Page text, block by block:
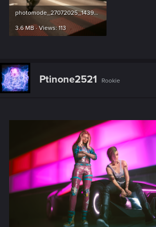
À vous maintenant de descendre dans la rue
montrerqui vousêtes.
Votre mission est simple, choom : prendre la
forment un ensemble stylistique
Couleurs, attitude, chrome : votre véhicule
photomode_27072025_143951.png
3.6 MB · Views: 113
Ptinone2521 Rookie